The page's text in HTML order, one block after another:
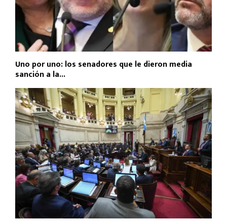
Uno por uno: los senadores que le dieron media
sanción a la...